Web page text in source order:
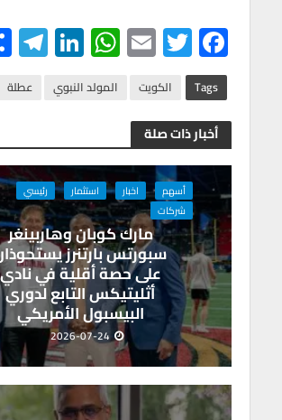
F
ac
e
b
o
o
k
T
wi
tt
er
E
m
ail
W
h
at
A
p
p
Li
n
ke
n
gr Tags الكويت المولد النبوي عطلة
أخبار ذات صلة
أسهم اخبار استثمار
رئيسي
شركات
مارك كوبان وهاربينغر
سبورتس بارتنرز
على حصة أقلية في نادي
أثليتيكس التابع لدوري
البيسبول الأمريكي
2026-07-24